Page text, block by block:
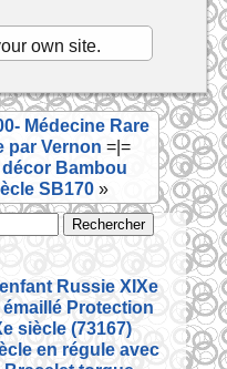
own site.
Médecine Rare
par Vernon =|=
Bambou
SB170»
Russie XIXe
émaillé Protection
siècle (73167)
en régule avec